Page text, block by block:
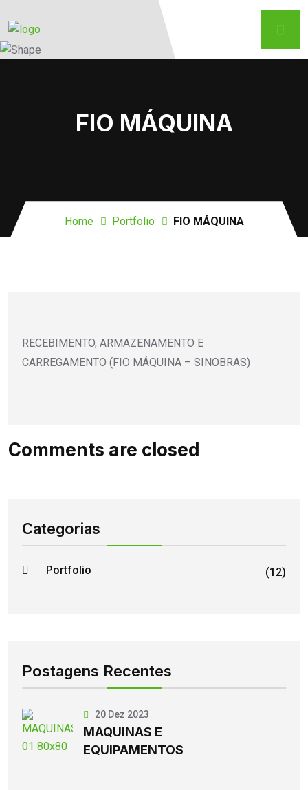
FIO MÁQUINA
Home Portfolio FIO MÁQUINA
RECEBIMENTO, ARMAZENAMENTO E
CARREGAMENTO (FIO MÁQUINA – SINOBRAS)
Comments are closed
Categorias
Portfolio (12)
Postagens Recentes
20 Dez 2023
MAQUINAS E
EQUIPAMENTOS